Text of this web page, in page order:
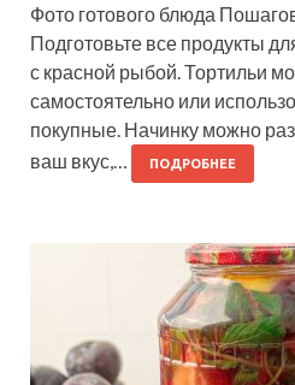
Фото готового блюда
Подготовьте все продукты
с красной рыбой. Тортильи
самостоятельно или
покупные. Начинку можно
ваш вкус,…
ПОДРОБНЕЕ